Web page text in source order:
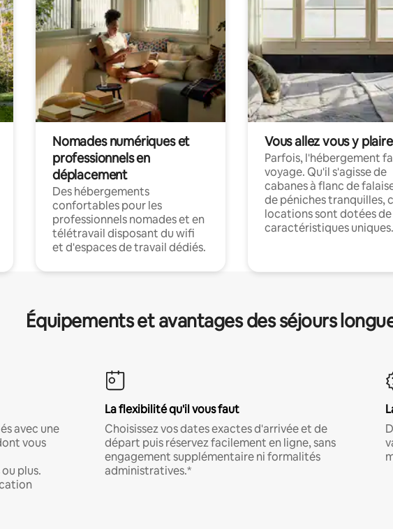
Nomades numériques et
professionnels en
déplacement
Des hébergements
confortables pour les
professionnels nomades et en
télétravail disposant du wifi
et d'espaces de travail dédiés.
Vous allez vous y plaire
Parfois, l'hébergement
voyage. Qu'il s'agisse de
cabanes à flanc de
de péniches tranquilles,
locations sont dotées de
caractéristiques uniques.
Équipements et avantages des séjours
avec une
vous
plus.
La flexibilité qu'il vous faut
Choisissez vos dates exactes d'arrivée et de
départ puis réservez facilement en ligne, sans
engagement supplémentaire ni formalités
administratives.*